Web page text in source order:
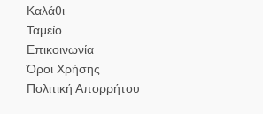
Καλάθι
Ταμείο
Επικοινωνία
Όροι Χρήσης
Πολιτική Απορρήτου